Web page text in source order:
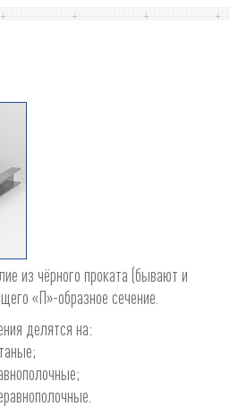
из чёрного проката (бывают и
«П»-образное сечение.
делятся на: